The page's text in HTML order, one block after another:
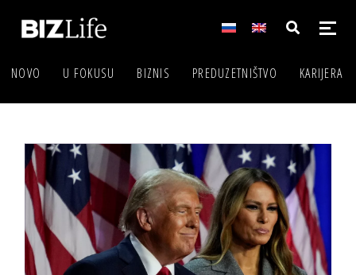
NOVO U FOKUSU BIZNIS PREDUZETNIŠTVO KARIJERA